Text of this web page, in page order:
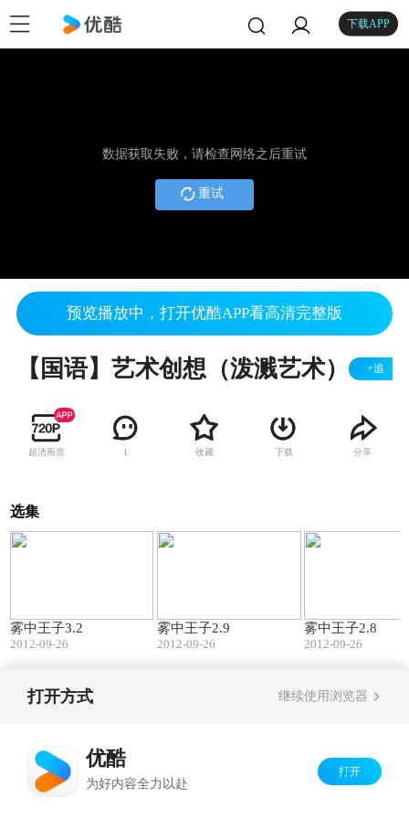
下载APP
数据获取失败，请检查网络之后重试
重试
预览播放中，打开优酷APP看高清完整版
【国语】艺术创想（泼溅艺术） +追
超清画质 1 收藏 下载 分享
选集
雾中王子3.2
2012-09-26
雾中王子2.9
2012-09-26
雾中王子2.8
2012-09-26
打开方式 继续使用浏览器
优酷
为好内容全力以赴
打开